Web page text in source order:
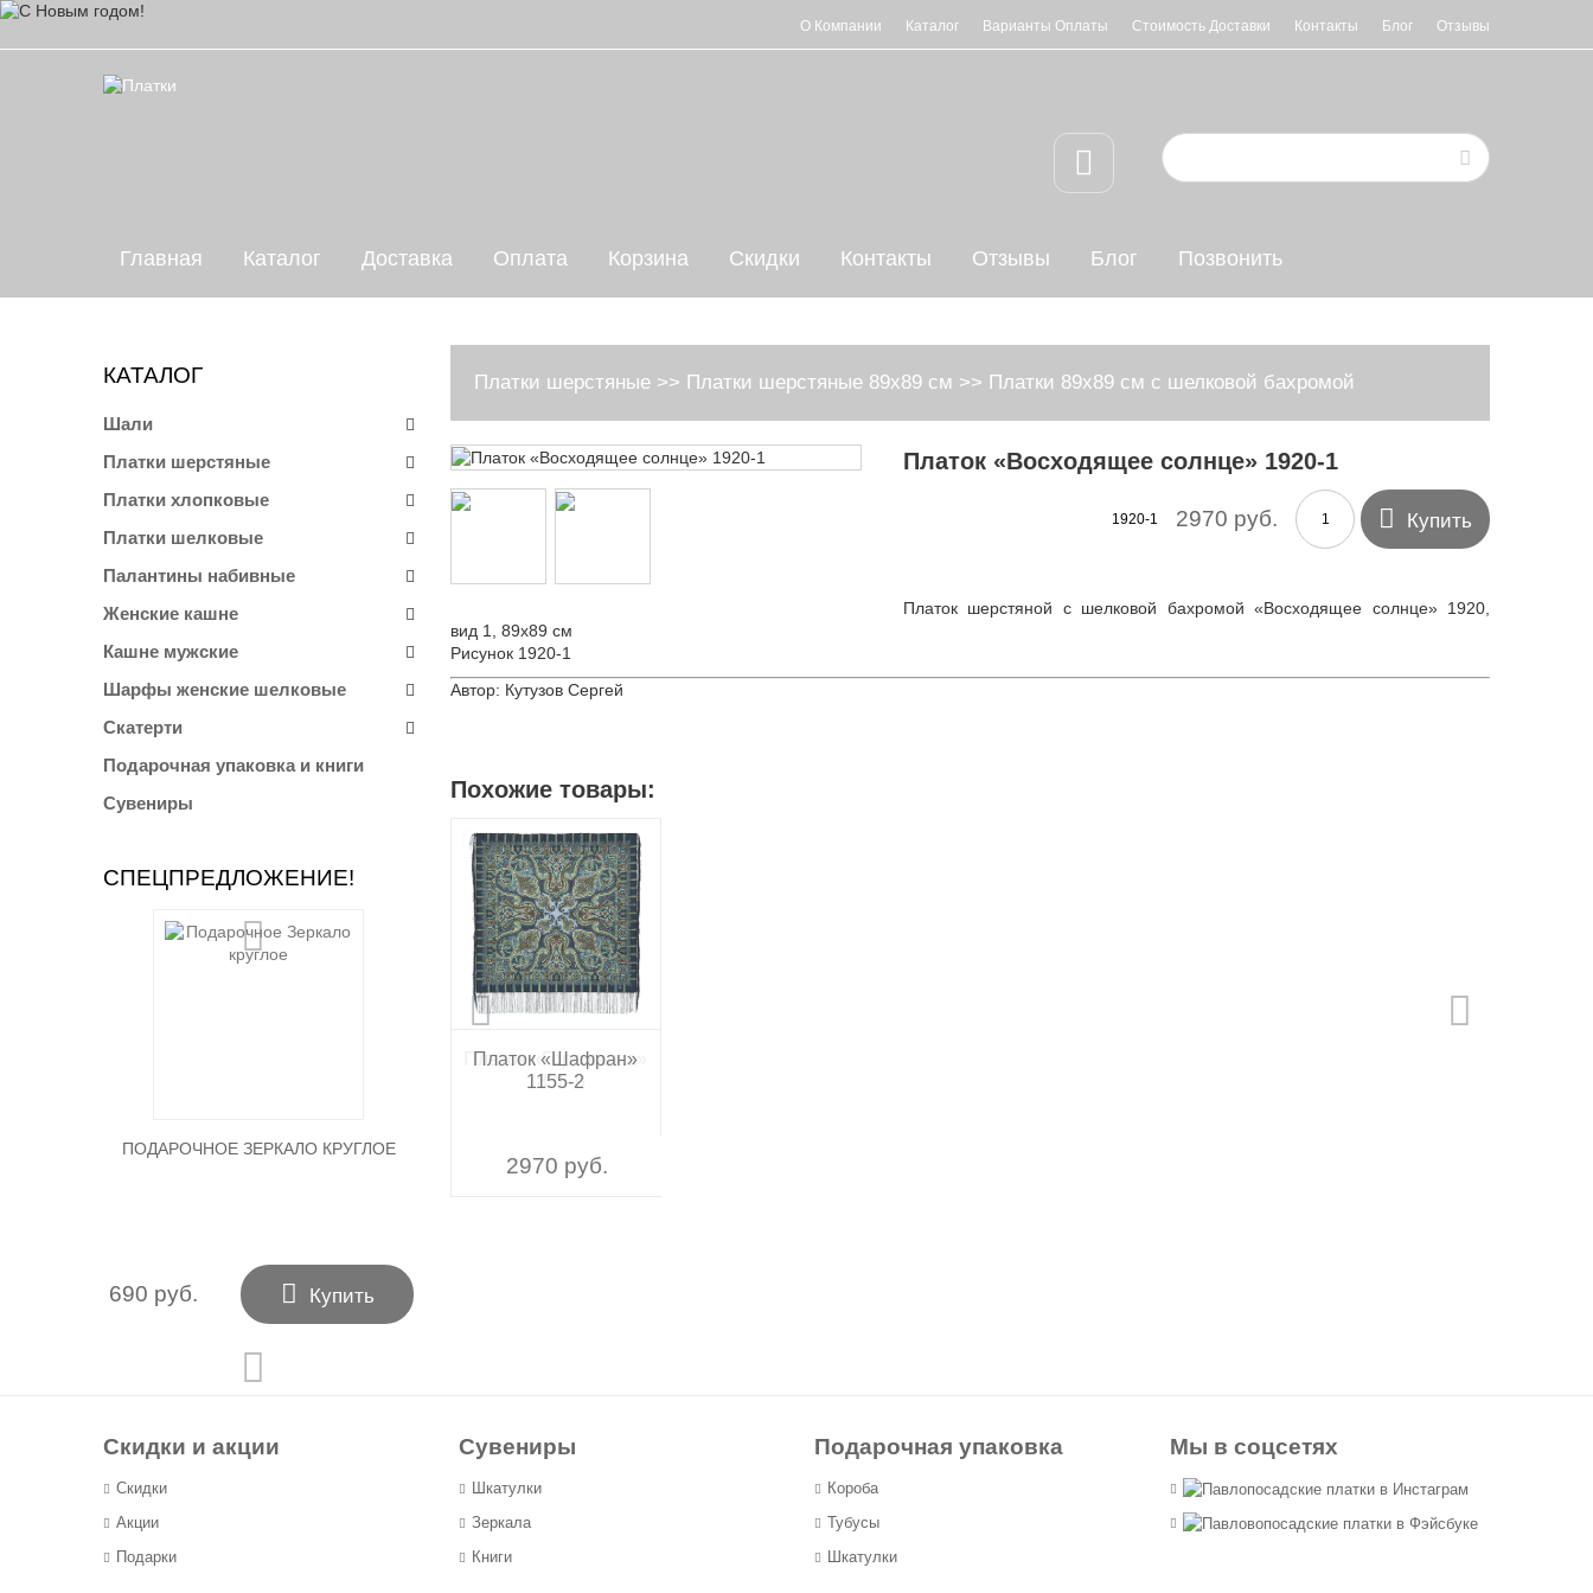
О Компании Каталог Варианты Оплаты Стоимость Доставки Контакты Блог Отзывы
Главная Каталог Доставка Оплата Корзина Скидки Контакты Отзывы Блог Позвонить
Платки шерстяные>> Платки шерстяные 89х89 см >> Платки 89х89 см с шелковой бахромой
Платок «Восходящее солнце» 1920-1
1920-1 2970 руб.  Купить
Платок шерстяной с шелковой бахромой «Восходящее солнце» 1920,
вид 1, 89х89 см
Рисунок 1920-1
Автор: Кутузов Сергей
Похожие товары:
Платок «Шафран»
1155-2
2970 руб.
Платок «Горожанка»
1836-9
2970 руб.
КАТАЛОГ
Шали
Платки шерстяные
Платки хлопковые
Платки шелковые
Палантины набивные
Женские кашне
Кашне мужские
Шарфы женские шелковые
Скатерти
Подарочная упаковка и книги
Сувениры
СПЕЦПРЕДЛОЖЕНИЕ!
ПОДАРОЧНОЕ ЗЕРКАЛО КРУГЛОЕ
690 руб.  Купить
Скидки и акции
Скидки
Акции
Подарки
Сувениры
Шкатулки
Зеркала
Книги
Подарочная упаковка
Короба
Тубусы
Шкатулки
Мы в соцсетях